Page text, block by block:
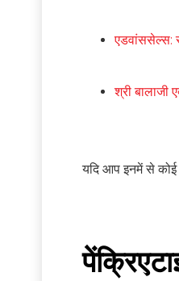
एडवांससेल्स:
श्री बालाजी
यदि आप इनमें से